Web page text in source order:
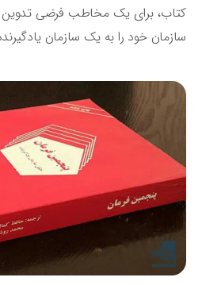
برای یک مخاطب فرضی تدوین
خود را به یک سازمان یادگیرنده